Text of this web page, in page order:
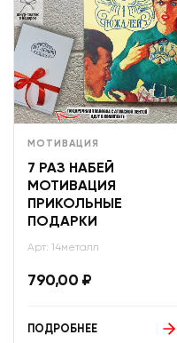
МОТИВАЦИЯ
7 РАЗ НАБЕЙ
МОТИВАЦИЯ
ПРИКОЛЬНЫЕ
ПОДАРКИ
Арт: 14металл
790,00 ₽
ПОДРОБНЕЕ